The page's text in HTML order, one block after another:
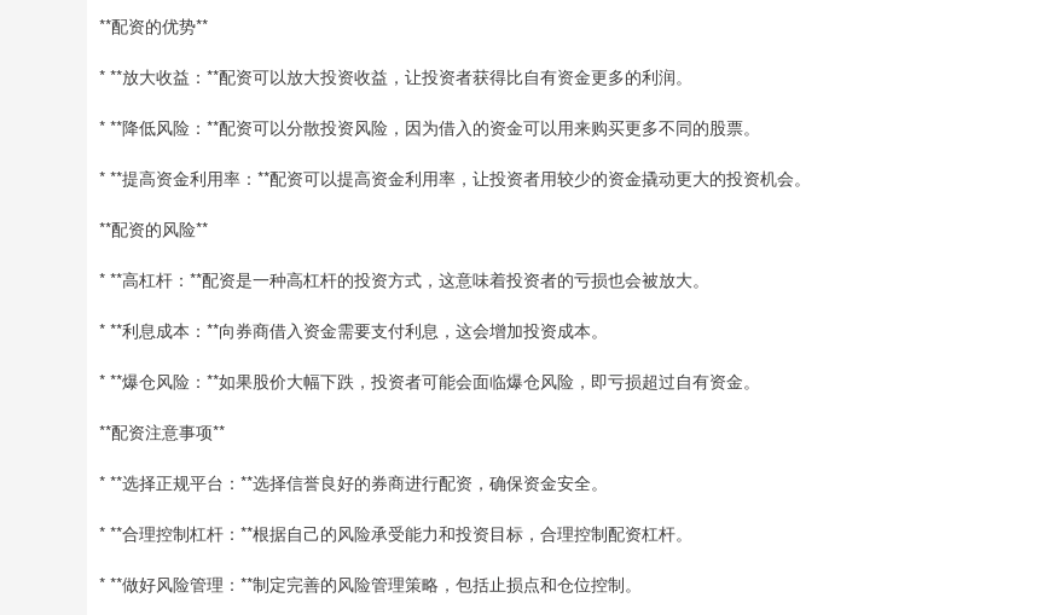
**配资的优势**
* **放大收益：**配资可以放大投资收益，让投资者获得比自有资金更多的利润。
* **降低风险：**配资可以分散投资风险，因为借入的资金可以用来购买更多不同的股票。
* **提高资金利用率：**配资可以提高资金利用率，让投资者用较少的资金撬动更大的投资机会。
**配资的风险**
* **高杠杆：**配资是一种高杠杆的投资方式，这意味着投资者的亏损也会被放大。
* **利息成本：**向券商借入资金需要支付利息，这会增加投资成本。
* **爆仓风险：**如果股价大幅下跌，投资者可能会面临爆仓风险，即亏损超过自有资金。
**配资注意事项**
* **选择正规平台：**选择信誉良好的券商进行配资，确保资金安全。
* **合理控制杠杆：**根据自己的风险承受能力和投资目标，合理控制配资杠杆。
* **做好风险管理：**制定完善的风险管理策略，包括止损点和仓位控制。